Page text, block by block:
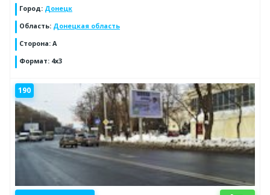
Город: Донецк
Область: Донецкая область
Сторона: А
Формат: 4x3
190